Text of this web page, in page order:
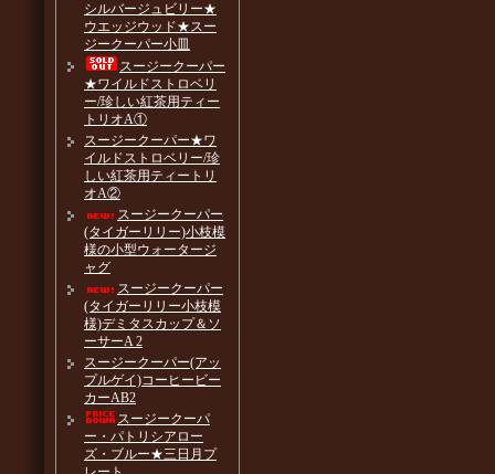
シルバージュビリー★
ウエッジウッド★スー
ジークーパー小皿
スージークーパー
★ワイルドストロベリ
ー/珍しい紅茶用ティー
トリオA①
スージークーパー★ワ
イルドストロベリー/珍
しい紅茶用ティートリ
オA②
スージークーパー
(タイガーリリー)小枝模
様の小型ウォータージ
ャグ
スージークーパー
(タイガーリリー小枝模
様)デミタスカップ＆ソ
ーサーA 2
スージークーパー(アッ
プルゲイ)コーヒービー
カーAB2
スージークーパ
ー・パトリシアロー
ズ・ブルー★三日月プ